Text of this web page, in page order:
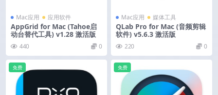
Mac应用 应用软件
AppGrid for Mac (Tahoe启
动台替代工具) v1.28 激活版
440 0
Mac应用 媒体工具
QLab Pro for Mac (音频剪辑
软件) v5.6.3 激活版
220 0
免费 免费